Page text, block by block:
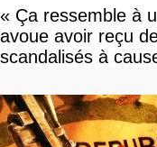
« Ça ressemble à
avoue avoir reçu
scandalisés à